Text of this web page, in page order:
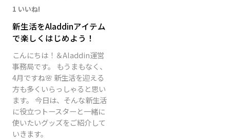
1 いいね!
新生活をAladdinアイテム
で楽しくはじめよう！
こんにちは！＆Aladdin運営
事務局です。 もうまもなく、
4月ですね🌸 新生活を迎える
方も多くいらっしゃると思い
ます。 今日は、そんな新生活
に役立つトースターと一緒に
使いたいグッズをご紹介して
いきます。